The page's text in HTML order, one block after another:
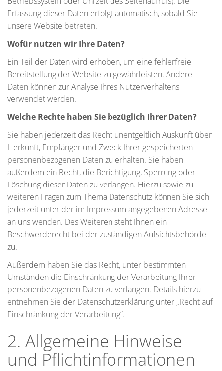
Erfassung dieser Daten erfolgt automatisch, sobald Sie
unsere Website betreten.
Wofür nutzen wir Ihre Daten?
Ein Teil der Daten wird erhoben, um eine fehlerfreie
Bereitstellung der Website zu gewährleisten. Andere
Daten können zur Analyse Ihres Nutzerverhaltens
verwendet werden.
Welche Rechte haben Sie bezüglich Ihrer Daten?
Sie haben jederzeit das Recht unentgeltlich Auskunft über
Herkunft, Empfänger und Zweck Ihrer gespeicherten
personenbezogenen Daten zu erhalten. Sie haben
außerdem ein Recht, die Berichtigung, Sperrung oder
Löschung dieser Daten zu verlangen. Hierzu sowie zu
weiteren Fragen zum Thema Datenschutz können Sie sich
jederzeit unter der im Impressum angegebenen Adresse
an uns wenden. Des Weiteren steht Ihnen ein
Beschwerderecht bei der zuständigen Aufsichtsbehörde
zu.
Außerdem haben Sie das Recht, unter bestimmten
Umständen die Einschränkung der Verarbeitung Ihrer
personenbezogenen Daten zu verlangen. Details hierzu
entnehmen Sie der Datenschutzerklärung unter „Recht auf
Einschränkung der Verarbeitung“.
2. Allgemeine Hinweise
und Pflichtinformationen